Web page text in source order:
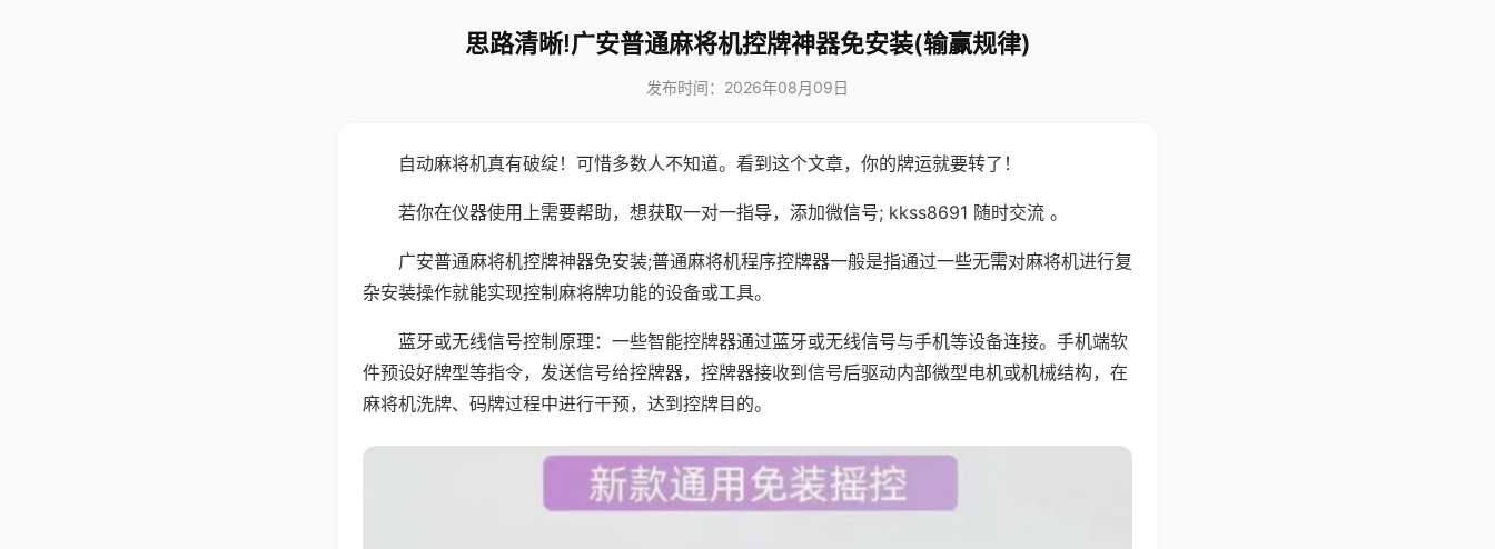
思路清晰!广安普通麻将机控牌神器免安装(输赢规律)
发布时间：2026年08月09日
自动麻将机真有破绽！可惜多数人不知道。看到这个文章，你的牌运就要转了！
若你在仪器使用上需要帮助，想获取一对一指导，添加微信号; kkss8691 随时交流 。
广安普通麻将机控牌神器免安装;普通麻将机程序控牌器一般是指通过一些无需对麻将机进行复
杂安装操作就能实现控制麻将牌功能的设备或工具。
蓝牙或无线信号控制原理：一些智能控牌器通过蓝牙或无线信号与手机等设备连接。手机端软
件预设好牌型等指令，发送信号给控牌器，控牌器接收到信号后驱动内部微型电机或机械结构，在
麻将机洗牌、码牌过程中进行干预，达到控牌目的。